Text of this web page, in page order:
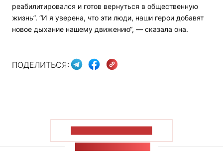
реабилитировался и готов вернуться в общественную
жизнь”. “И я уверена, что эти люди, наши герои добавят
новое дыхание нашему движению“, — сказала она.
ПОДЕЛИТЬСЯ: